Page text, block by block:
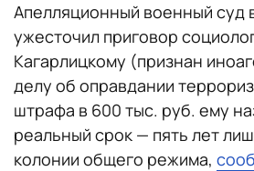
Апелляционный военный суд
ужесточил приговор
Кагарлицкому (признан
делу об оправдании
штрафа в 600 тыс. руб. ему
реальный срок — пять лет
колонии общего режима,